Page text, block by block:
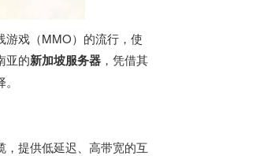
游戏（MMO）的流行，使
亚的新加坡服务器 ，凭借其
提供低延迟、高带宽的互